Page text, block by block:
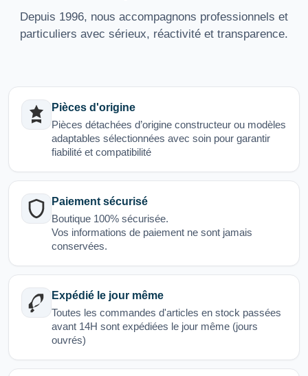
Depuis 1996, nous accompagnons professionnels et
particuliers avec sérieux, réactivité et transparence.
Pièces d'origine
Pièces détachées d’origine constructeur ou modèles
adaptables sélectionnées avec soin pour garantir
fiabilité et compatibilité
Paiement sécurisé
Boutique 100% sécurisée.
Vos informations de paiement ne sont jamais
conservées.
Expédié le jour même
Toutes les commandes d'articles en stock passées
avant 14H sont expédiées le jour même (jours
ouvrés)